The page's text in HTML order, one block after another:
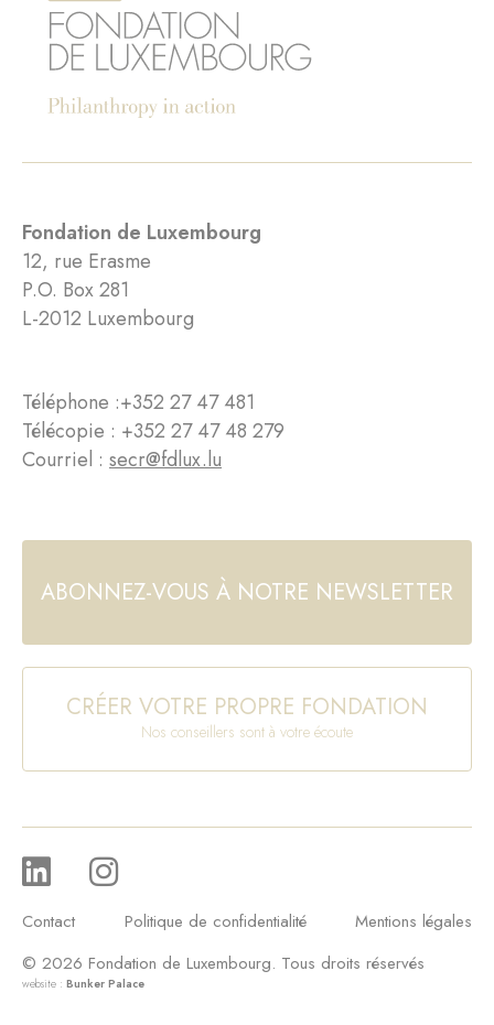
Fondation de Luxembourg
12, rue Erasme
P.O. Box 281
L-2012 Luxembourg
Téléphone :+352 27 47 481
Télécopie : +352 27 47 48 279
Courriel : secr@fdlux.lu
ABONNEZ-VOUS À NOTRE NEWSLETTER
CRÉER VOTRE PROPRE FONDATION
Nos conseillers sont à votre écoute
Contact Politique de confidentialité
Mentions légales
© 2026 Fondation de Luxembourg. Tous droits réservés
website : Bunker Palace